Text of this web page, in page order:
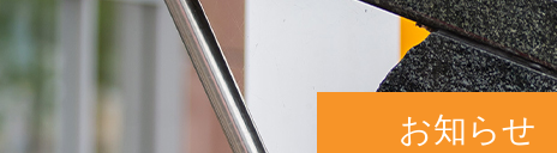
お知らせ